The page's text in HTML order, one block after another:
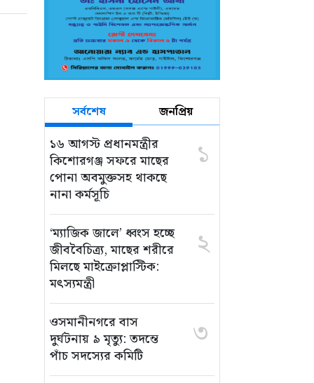
সর্বশেষ জনপ্রিয়
১৬ আগস্ট প্রধানমন্ত্রীর
কিশোরগঞ্জ সফরে মাছের
পোনা অবমুক্তসহ থাকছে
নানা কর্মসূচি
১
‘ম্যাজিক জালে’ ধ্বংস হচ্ছে
জীববৈচিত্র্য, মাছের শরীরে
মিলছে মাইক্রোপ্লাস্টিক:
মৎস্যমন্ত্রী
২
ওসমানীনগরে বাস
দুর্ঘটনায় ৯ মৃত্যু: তদন্তে
পাঁচ সদস্যের কমিটি
৩